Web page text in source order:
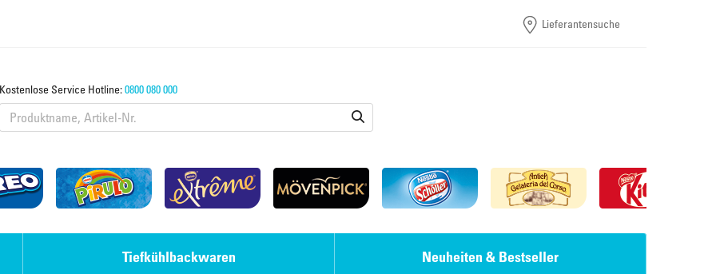
Lieferantensuche
Kostenlose Service Hotline:0800 080 000
Tiefkühlbackwaren Neuheiten & Bestseller